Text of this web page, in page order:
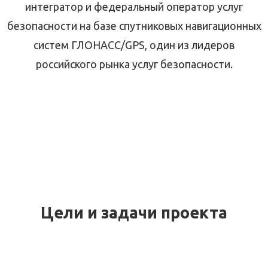
интегратор и федеральный оператор услуг
безопасности на базе спутниковых навигационных
систем ГЛОНАСС/GPS, один из лидеров
российского рынка услуг безопасности.
Цели и задачи проекта